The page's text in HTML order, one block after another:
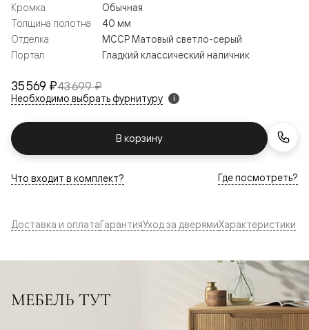
35 569 ₽43 699 ₽
Необходимо выбрать фурнитуру i
В корзину
Кромка
Обычная
Толщина полотна
40 мм
Отделка
МССР Матовый светло-серый
Портал
Гладкий классический наличник
Что входит в комплект? Где посмотреть?
Доставка и оплатаГарантияУход за дверямиХарактеристики
МЕБЕЛЬ ТУТ